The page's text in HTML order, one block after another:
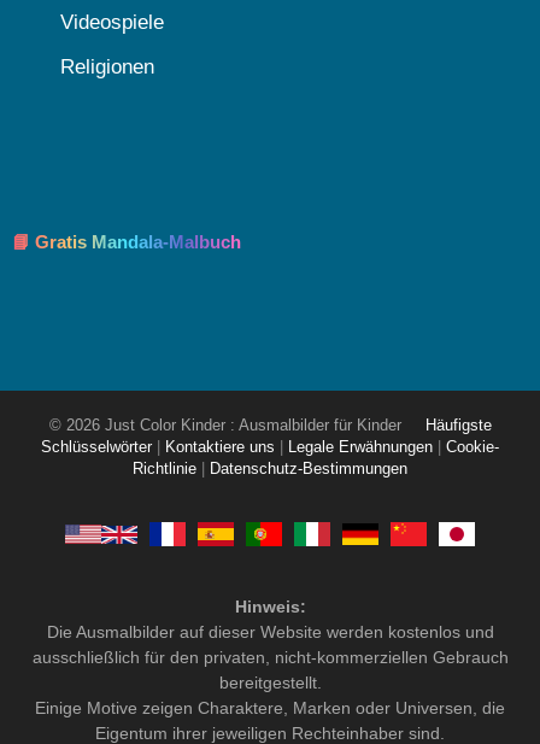
Videospiele
Religionen
📘 Gratis Mandala-Malbuch
© 2026 Just Color Kinder : Ausmalbilder für Kinder
Häufigste
Schlüsselwörter
Kontaktiere uns Legale Erwähnungen
Cookie-
Richtlinie
Datenschutz-Bestimmungen
Hinweis:
Die Ausmalbilder auf dieser Website werden kostenlos und
ausschließlich für den privaten, nicht-kommerziellen Gebrauch
bereitgestellt.
Einige Motive zeigen Charaktere, Marken oder Universen, die
Eigentum ihrer jeweiligen Rechteinhaber sind.